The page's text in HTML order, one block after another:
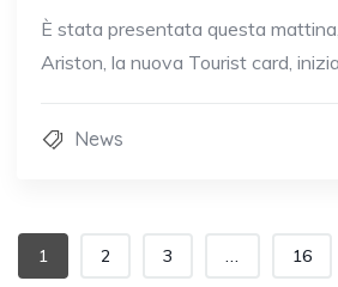
È stata presentata questa
Ariston, la nuova Tourist card,
News
1 2 3 ... 16